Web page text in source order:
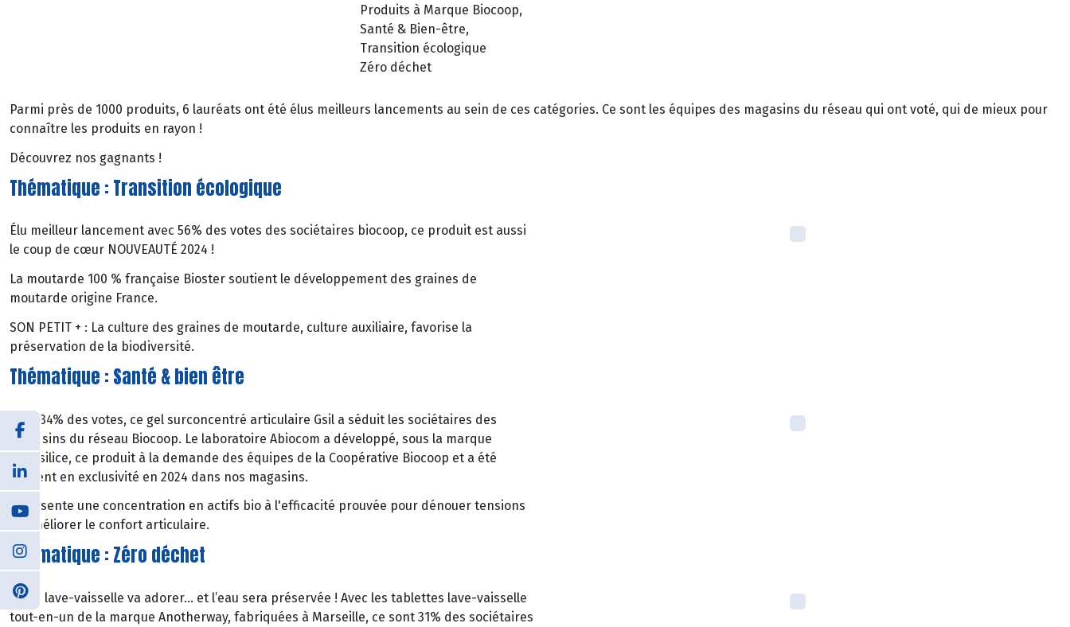
Produits à Marque Biocoop,
Santé & Bien-être,
Transition écologique
Zéro déchet
Parmi près de 1000 produits, 6 lauréats ont été élus meilleurs lancements au sein de ces catégories. Ce sont les équipes des magasins du réseau qui ont voté, qui de mieux pour
connaître les produits en rayon !
Découvrez nos gagnants !
Thématique : Transition écologique
Élu meilleur lancement avec 56% des votes des sociétaires biocoop, ce produit est aussi
le​ coup de cœur NOUVEAUTÉ 2024 !
​La moutarde 100 % française Bioster soutient le développement des graines de
moutarde origine France.
SON PETIT + : La culture des graines de moutarde, culture auxiliaire, favorise la
préservation de la biodiversité.
Thématique : Santé & bien être
Avec 34% des votes, ce gel surconcentré articulaire Gsil a séduit les sociétaires des
magasins du réseau Biocoop. Le laboratoire Abiocom a développé, sous la marque
aquasilice, ce produit à la demande des équipes de la Coopérative Biocoop et a été
présent en exclusivité en 2024 dans nos magasins.
Il présente une concentration en actifs bio à l'efficacité prouvée pour dénouer tensions
et améliorer le confort articulaire.
Thématique : Zéro déchet
Votre lave-vaisselle va adorer… et l’eau sera préservée ! Avec les tablettes lave-vaisselle
tout-en-un de la marque Anotherway, fabriquées à Marseille, ce sont 31% des sociétaires